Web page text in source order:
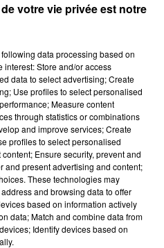
PARTIE.mp3
votre vie privée est notre
data processing based on
Store and/or access
data to select advertising; Create
Use profiles to select personalised
Measure content
through statistics or combinations
and improve services; Create
profiles to select personalised
Ensure security, prevent and
and present advertising and content;
These technologies may
and browsing data to offer
based on information actively
data; Match and combine data from
Identify devices based on